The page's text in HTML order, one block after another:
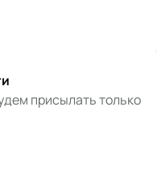
присылать только